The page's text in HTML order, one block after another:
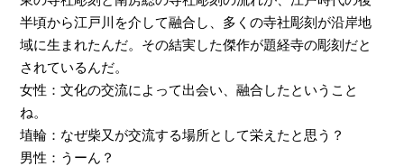
半頃から江戸川を介して融合し、多くの寺社彫刻が沿岸地
域に生まれたんだ。その結実した傑作が題経寺の彫刻だと
されているんだ。
女性：文化の交流によって出会い、融合したということ
ね。
埴輪：なぜ柴又が交流する場所として栄えたと思う？
男性：うーん？